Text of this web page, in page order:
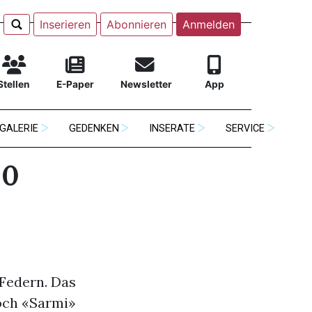
Inserieren Abonnieren Anmelden
E-Paper Newsletter App
GALERIE GEDENKEN INSERATE SERVICE
Das
«Sarmi»